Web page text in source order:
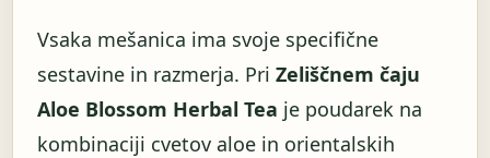
Vsaka mešanica ima svoje specifične
sestavine in razmerja. Pri Zeliščnem čaju
Aloe Blossom Herbal Tea je poudarek na
kombinaciji cvetov aloe in orientalskih